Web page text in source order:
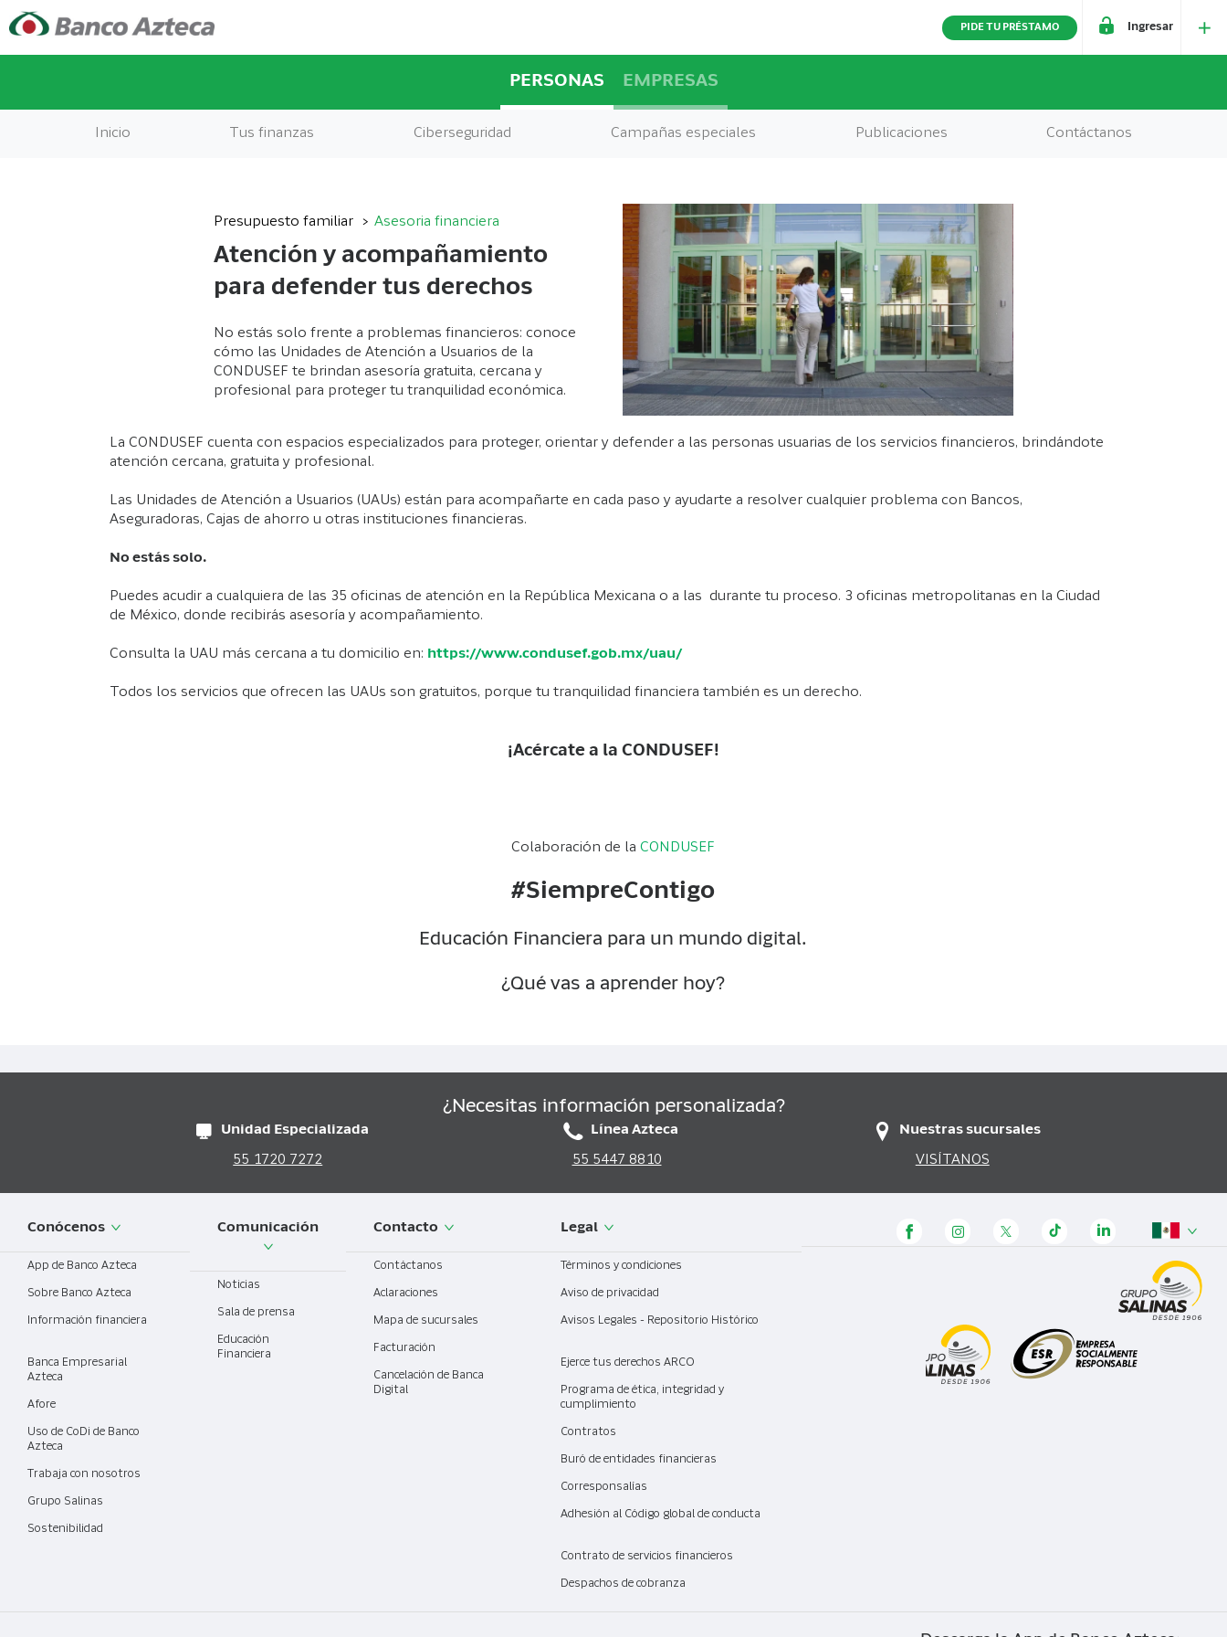
PIDE TU PRÉSTAMO Ingresar
PERSONAS EMPRESAS
Inicio Tus finanzas Ciberseguridad Campañas especiales Publicaciones Contáctanos
Presupuesto familiar Asesoria financiera
Atención y acompañamiento
para defender tus derechos
No estás solo frente a problemas financieros: conoce
cómo las Unidades de Atención a Usuarios de la
CONDUSEF te brindan asesoría gratuita, cercana y
profesional para proteger tu tranquilidad económica.
La CONDUSEF cuenta con espacios especializados para proteger, orientar y defender a las personas usuarias de los servicios financieros, brindándote
atención cercana, gratuita y profesional.
Las Unidades de Atención a Usuarios (UAUs) están para acompañarte en cada paso y ayudarte a resolver cualquier problema con Bancos,
Aseguradoras, Cajas de ahorro u otras instituciones financieras.
No estás solo.
Puedes acudir a cualquiera de las 35 oficinas de atención en la República Mexicana o a las durante tu proceso. 3 oficinas metropolitanas en la Ciudad
de México, donde recibirás asesoría y acompañamiento.
Consulta la UAU más cercana a tu domicilio en: https://www.condusef.gob.mx/uau/
Todos los servicios que ofrecen las UAUs son gratuitos, porque tu tranquilidad financiera también es un derecho.
¡Acércate a la CONDUSEF!
Colaboración de laCONDUSEF
#SiempreContigo
Educación Financiera para un mundo digital.
¿Qué vas a aprender hoy?
¿Necesitas información personalizada?
Unidad Especializada
55 1720 7272
Línea Azteca
55 5447 8810
Nuestras sucursales
VISÍTANOS
Conócenos
App de Banco Azteca
Sobre Banco Azteca
Información financiera
Banca Empresarial
Azteca
Afore
Uso de CoDi de Banco
Azteca
Trabaja con nosotros
Grupo Salinas
Sostenibilidad
Comunicación
Noticias
Sala de prensa
Educación
Financiera
Contacto
Contáctanos
Aclaraciones
Mapa de sucursales
Facturación
Cancelación de Banca
Digital
Legal
Términos y condiciones
Aviso de privacidad
Avisos Legales - Repositorio Histórico
Ejerce tus derechos ARCO
Programa de ética, integridad y
cumplimiento
Contratos
Buró de entidades financieras
Corresponsalías
Adhesión al Código global de conducta
Contrato de servicios financieros
Despachos de cobranza
Honduras